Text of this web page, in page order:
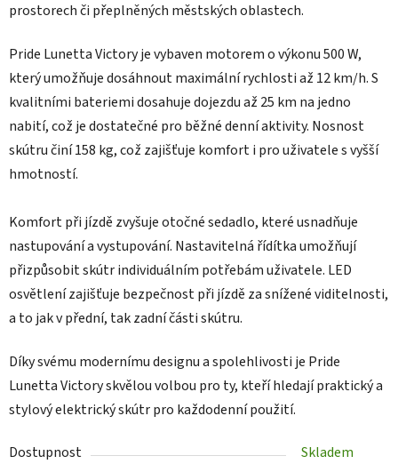
prostorech či přeplněných městských oblastech.
Pride Lunetta Victory je vybaven motorem o výkonu 500 W,
který umožňuje dosáhnout maximální rychlosti až 12 km/h. S
kvalitními bateriemi dosahuje dojezdu až 25 km na jedno
nabití, což je dostatečné pro běžné denní aktivity. Nosnost
skútru činí 158 kg, což zajišťuje komfort i pro uživatele s vyšší
hmotností.
Komfort při jízdě zvyšuje otočné sedadlo, které usnadňuje
nastupování a vystupování. Nastavitelná řídítka umožňují
přizpůsobit skútr individuálním potřebám uživatele. LED
osvětlení zajišťuje bezpečnost při jízdě za snížené viditelnosti,
a to jak v přední, tak zadní části skútru.
Díky svému modernímu designu a spolehlivosti je Pride
Lunetta Victory skvělou volbou pro ty, kteří hledají praktický a
stylový elektrický skútr pro každodenní použití.
Dostupnost
Skladem